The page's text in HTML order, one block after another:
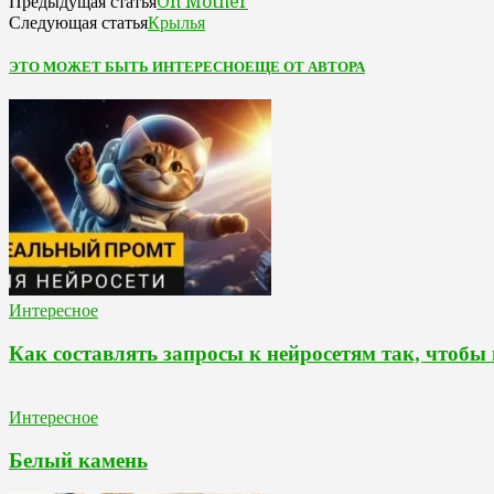
Следующая статьяКрылья
ЭТО МОЖЕТ БЫТЬ ИНТЕРЕСНОЕЩЕ ОТ АВТОРА
Интересное
Как составлять запросы к нейросетям так,
Интересное
Белый камень